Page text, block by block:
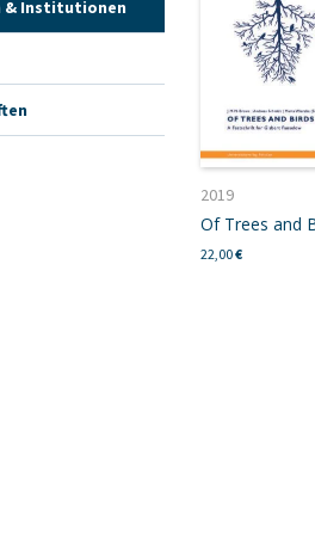
2019
Of Trees and
22,00€
& Institutionen